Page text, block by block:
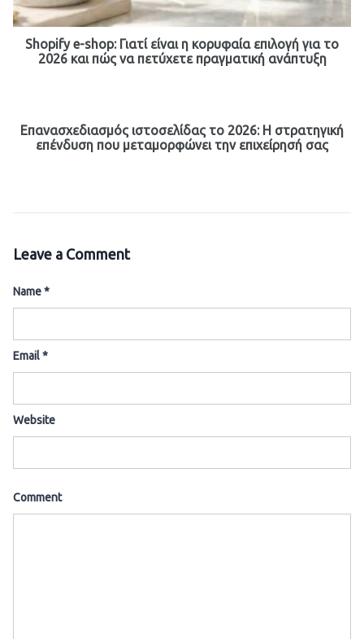
Shopify e-shop: Γιατί είναι η κορυφαία επιλογή για το
2026 και πώς να πετύχετε πραγματική ανάπτυξη
Επανασχεδιασμός ιστοσελίδας το 2026: Η στρατηγική
επένδυση που μεταμορφώνει την επιχείρησή σας
Leave a Comment
Name*
Email*
Website
Comment